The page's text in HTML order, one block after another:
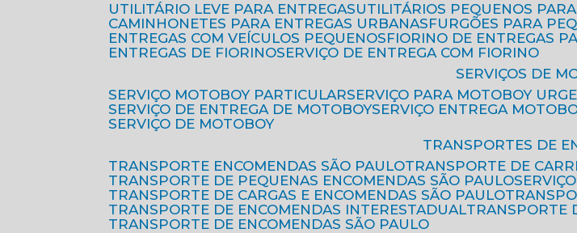
UTILITÁRIO LEVE PARA ENTREGAS
UTILITÁRIOS PEQUENOS
CAMINHONETES PARA ENTREGAS URBANAS
FURGÕES PARA
ENTREGAS COM VEÍCULOS PEQUENOS
FIORINO DE ENTREGAS
ENTREGAS DE FIORINO
SERVIÇO DE ENTREGA COM FIORINO
SERVIÇOS DE
SERVIÇO MOTOBOY PARTICULAR
SERVIÇO PARA MOTOBOY
SERVIÇO DE ENTREGA DE MOTOBOY
SERVIÇO ENTREGA
SERVIÇO DE MOTOBOY
TRANSPORTES DE
TRANSPORTE ENCOMENDAS SÃO PAULO
TRANSPORTE DE
TRANSPORTE DE PEQUENAS ENCOMENDAS SÃO PAULO
TRANSPORTE DE CARGAS E ENCOMENDAS SÃO PAULO
TRANSPORTE DE ENCOMENDAS INTERESTADUAL
TRANSPORTE DE ENCOMENDAS SÃO PAULO